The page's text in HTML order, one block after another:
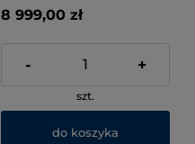
8 999,00 zł
- +
szt.
do koszyka